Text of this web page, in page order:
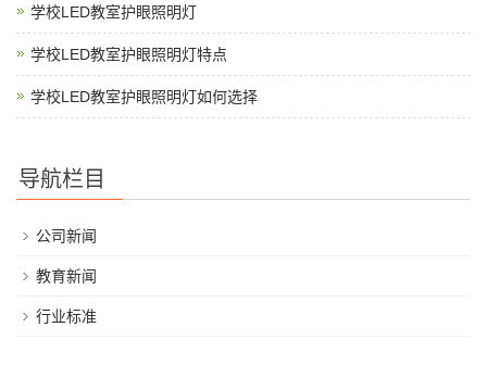
学校LED教室护眼照明灯
学校LED教室护眼照明灯特点
学校LED教室护眼照明灯如何选择
导航栏目
公司新闻
教育新闻
行业标准